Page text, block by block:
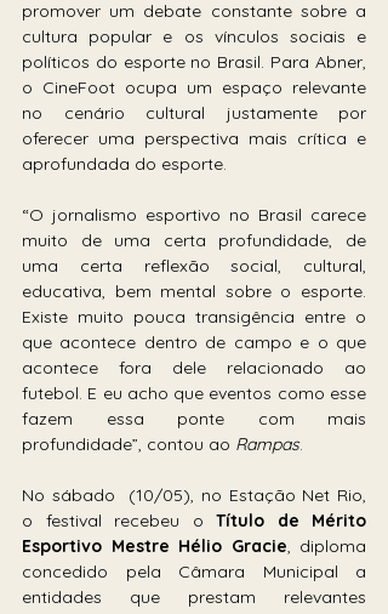
promover um debate constante sobre a
cultura popular e os vínculos sociais e
políticos do esporte no Brasil. Para Abner,
o CineFoot ocupa um espaço relevante
no cenário cultural justamente por
oferecer uma perspectiva mais crítica e
aprofundada do esporte.
“O jornalismo esportivo no Brasil carece
muito de uma certa profundidade, de
uma certa reflexão social, cultural,
educativa, bem mental sobre o esporte.
Existe muito pouca transigência entre o
que acontece dentro de campo e o que
acontece fora dele relacionado ao
futebol. E eu acho que eventos como esse
fazem essa ponte com mais
profundidade”, contou ao Rampas.
No sábado  (10/05), no Estação Net Rio,
o festival recebeu o Título de Mérito
Esportivo Mestre Hélio Gracie , diploma
concedido pela Câmara Municipal a
entidades que prestam relevantes